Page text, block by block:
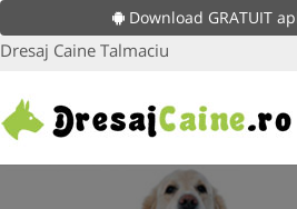
Download GRATUIT
Dresaj Caine Talmaciu